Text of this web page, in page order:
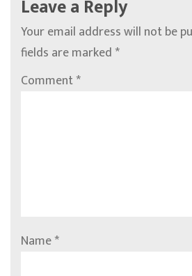
Leave a Reply
Your email address will not be
fields are marked*
Comment*
Name*